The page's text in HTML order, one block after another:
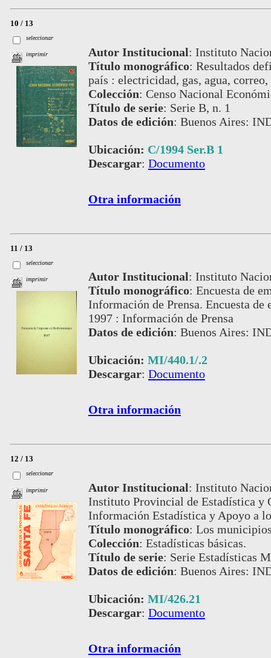
10 / 13
seleccionar
imprimir Autor Institucional: Instituto
Título monográfico: Resultados
país : electricidad, gas, agua,
Colección: Censo Nacional
Título de serie: Serie B, n. 1
Datos de edición: Buenos Aires:
Ubicación: C/1994 Ser.B 1
Descargar: Documento
Otra información
11 / 13
seleccionar
imprimir Autor Institucional: Instituto
Título monográfico: Encuesta de
Información de Prensa. Encuesta
1997 : Información de Prensa
Datos de edición: Buenos Aires:
Ubicación: MI/440.1/.2
Descargar: Documento
Otra información
12 / 13
seleccionar
imprimir Autor Institucional: Instituto
Instituto Provincial de Estadística y
Información Estadística y Apoyo a
Título monográfico: Los
Colección: Estadísticas básicas.
Título de serie: Serie Estadísticas
Datos de edición: Buenos Aires:
Ubicación: MI/426.21
Descargar: Documento
Otra información